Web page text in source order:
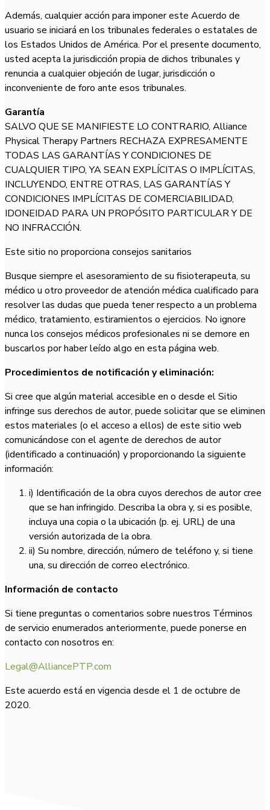
Además, cualquier acción para imponer este Acuerdo de
usuario se iniciará en los tribunales federales o estatales de
los Estados Unidos de América. Por el presente documento,
usted acepta la jurisdicción propia de dichos tribunales y
renuncia a cualquier objeción de lugar, jurisdicción o
inconveniente de foro ante esos tribunales.
Garantía
SALVO QUE SE MANIFIESTE LO CONTRARIO, Alliance
Physical Therapy Partners RECHAZA EXPRESAMENTE
TODAS LAS GARANTÍAS Y CONDICIONES DE
CUALQUIER TIPO, YA SEAN EXPLÍCITAS O IMPLÍCITAS,
INCLUYENDO, ENTRE OTRAS, LAS GARANTÍAS Y
CONDICIONES IMPLÍCITAS DE COMERCIABILIDAD,
IDONEIDAD PARA UN PROPÓSITO PARTICULAR Y DE
NO INFRACCIÓN.
Este sitio no proporciona consejos sanitarios
Busque siempre el asesoramiento de su fisioterapeuta, su
médico u otro proveedor de atención médica cualificado para
resolver las dudas que pueda tener respecto a un problema
médico, tratamiento, estiramientos o ejercicios. No ignore
nunca los consejos médicos profesionales ni se demore en
buscarlos por haber leído algo en esta página web.
Procedimientos de notificación y eliminación:
Si cree que algún material accesible en o desde el Sitio
infringe sus derechos de autor, puede solicitar que se eliminen
estos materiales (o el acceso a ellos) de este sitio web
comunicándose con el agente de derechos de autor
(identificado a continuación) y proporcionando la siguiente
información:
i) Identificación de la obra cuyos derechos de autor cree
que se han infringido. Describa la obra y, si es posible,
incluya una copia o la ubicación (p. ej. URL) de una
versión autorizada de la obra.
ii) Su nombre, dirección, número de teléfono y, si tiene
una, su dirección de correo electrónico.
Información de contacto
Si tiene preguntas o comentarios sobre nuestros Términos
de servicio enumerados anteriormente, puede ponerse en
contacto con nosotros en:
Legal@AlliancePTP.com
Este acuerdo está en vigencia desde el 1 de octubre de
2020.